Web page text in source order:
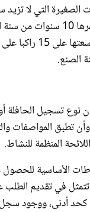
على ألا يتجاوز عمرها 10
الكبيرة التي تزيد
تسجيل الحافلة
تطبق المواصفات
المنظمة للنشاط.
الأساسية
في تقديم الطلب
كحد أدنى، ووجود